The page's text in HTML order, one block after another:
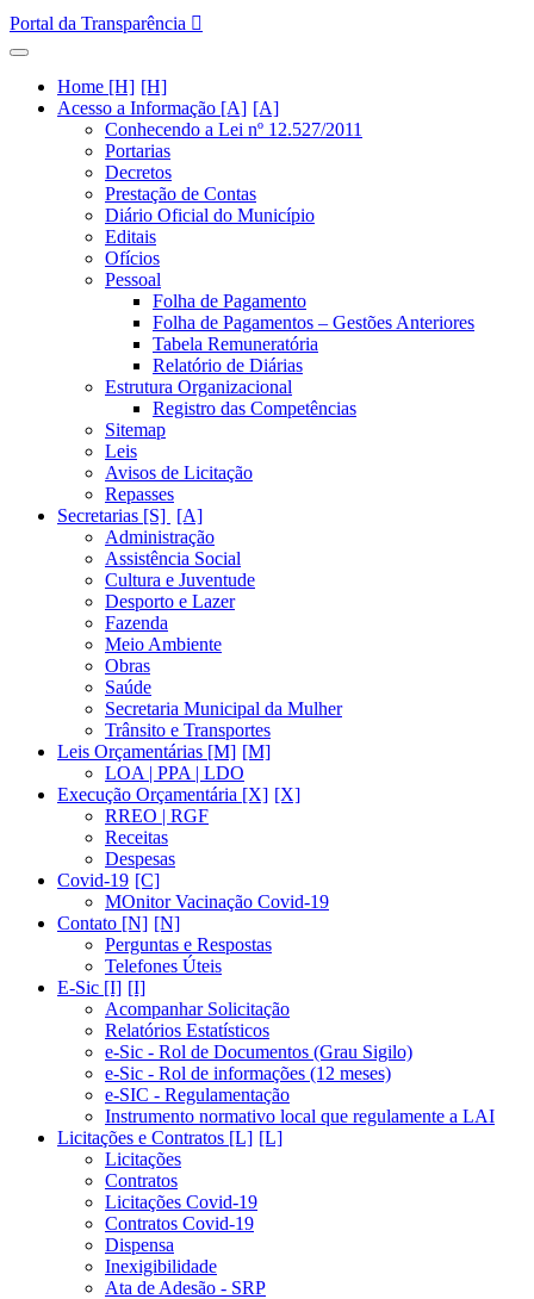
Portal da Transparência
Home [H]
Acesso a Informação [A]
Conhecendo a Lei nº 12.527/2011
Portarias
Decretos
Prestação de Contas
Diário Oficial do Município
Editais
Ofícios
Pessoal
Folha de Pagamento
Folha de Pagamentos – Gestões Anteriores
Tabela Remuneratória
Relatório de Diárias
Estrutura Organizacional
Registro das Competências
Sitemap
Leis
Avisos de Licitação
Repasses
Secretarias [S]
Administração
Assistência Social
Cultura e Juventude
Desporto e Lazer
Fazenda
Meio Ambiente
Obras
Saúde
Secretaria Municipal da Mulher
Trânsito e Transportes
Leis Orçamentárias [M]
LOA | PPA | LDO
Execução Orçamentária [X]
RREO | RGF
Receitas
Despesas
Covid-19
MOnitor Vacinação Covid-19
Contato [N]
Perguntas e Respostas
Telefones Úteis
E-Sic [I]
Acompanhar Solicitação
Relatórios Estatísticos
e-Sic - Rol de Documentos (Grau Sigilo)
e-Sic - Rol de informações (12 meses)
e-SIC - Regulamentação
Instrumento normativo local que regulamente a LAI
Licitações e Contratos [L]
Licitações
Contratos
Licitações Covid-19
Contratos Covid-19
Dispensa
Inexigibilidade
Ata de Adesão - SRP